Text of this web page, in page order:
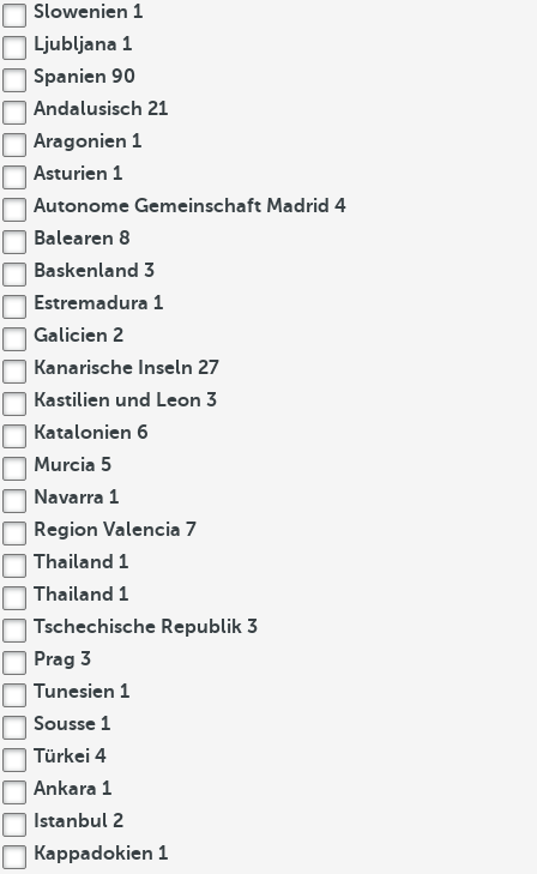
Slowenien 1
Ljubljana 1
Spanien 90
Andalusisch 21
Aragonien 1
Asturien 1
Autonome Gemeinschaft Madrid 4
Balearen 8
Baskenland 3
Estremadura 1
Galicien 2
Kanarische Inseln 27
Kastilien und Leon 3
Katalonien 6
Murcia 5
Navarra 1
Region Valencia 7
Thailand 1
Thailand 1
Tschechische Republik 3
Prag 3
Tunesien 1
Sousse 1
Türkei 4
Ankara 1
Istanbul 2
Kappadokien 1